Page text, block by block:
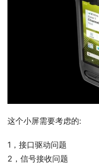
这个小屏需要考虑的:
1，接口驱动问题
2，信号接收问题